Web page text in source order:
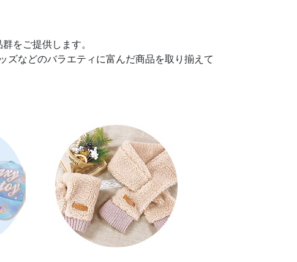
をご提供します。
ズなどのバラエティに富んだ商品を取り揃えて